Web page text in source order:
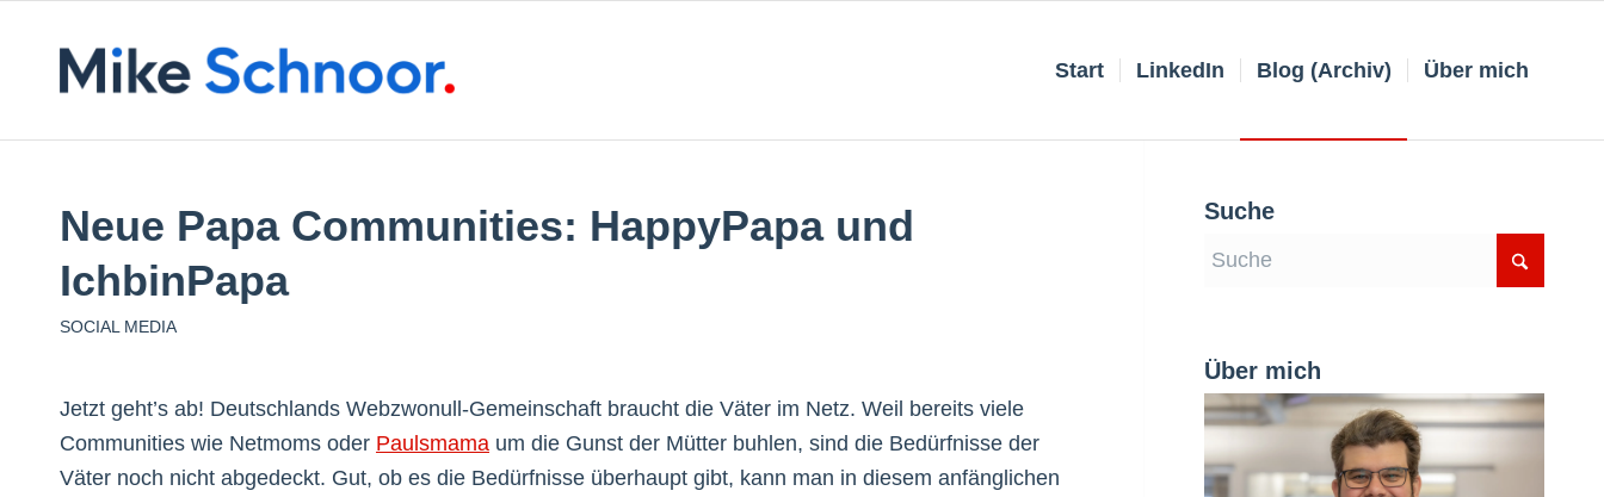
Start LinkedIn Blog (Archiv) Über mich
Neue Papa Communities: HappyPapa und
IchbinPapa
SOCIAL MEDIA
Jetzt geht’s ab! Deutschlands Webzwonull-Gemeinschaft braucht die Väter im Netz. Weil bereits viele
Communities wie Netmoms oder Paulsmama um die Gunst der Mütter buhlen, sind die Bedürfnisse der
Väter noch nicht abgedeckt. Gut, ob es die Bedürfnisse überhaupt gibt, kann man in diesem anfänglichen
Suche
Über mich